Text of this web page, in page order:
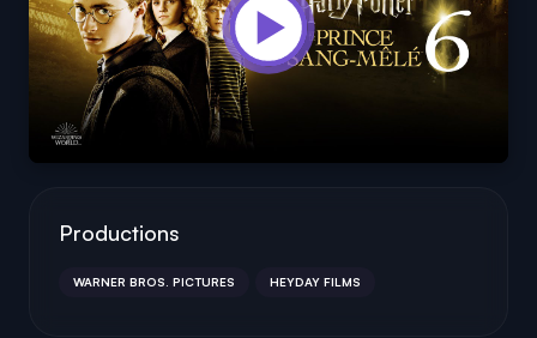
Productions
WARNER BROS. PICTURES HEYDAY FILMS